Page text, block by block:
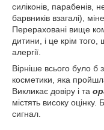
силіконів, парабенів,
барвників взагалі),
Перераховані вище
дитини, і це крім
алергії.
Вірніше всього було б
косметики, яка
Викликає довіру і та
містять високу оцінку.
сигнал.